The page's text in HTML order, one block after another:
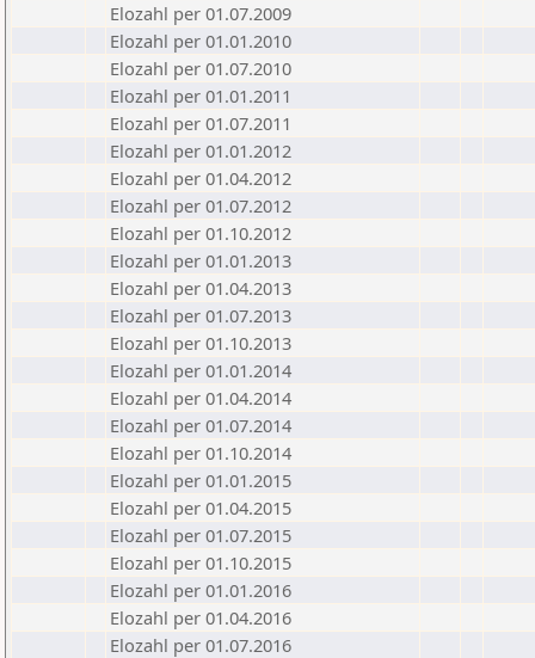
Elozahl per 01.07.2009
Elozahl per 01.01.2010
Elozahl per 01.07.2010
Elozahl per 01.01.2011
Elozahl per 01.07.2011
Elozahl per 01.01.2012
Elozahl per 01.04.2012
Elozahl per 01.07.2012
Elozahl per 01.10.2012
Elozahl per 01.01.2013
Elozahl per 01.04.2013
Elozahl per 01.07.2013
Elozahl per 01.10.2013
Elozahl per 01.01.2014
Elozahl per 01.04.2014
Elozahl per 01.07.2014
Elozahl per 01.10.2014
Elozahl per 01.01.2015
Elozahl per 01.04.2015
Elozahl per 01.07.2015
Elozahl per 01.10.2015
Elozahl per 01.01.2016
Elozahl per 01.04.2016
Elozahl per 01.07.2016